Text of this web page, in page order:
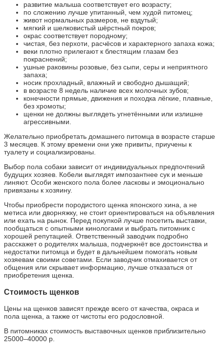
развитие малыша соответствует его возрасту;
по сложению лучше упитанный, чем худой питомец;
живот нормальных размеров, не вздутый;
мягкий и шелковистый шёрстный покров;
окрас соответствует породному;
чистая, без перхоти, расчёсов и характерного запаха кожа;
веки плотно прилегают к блестящим глазам без
покраснений;
ушные раковины розовые, без сыпи, серы и неприятного
запаха;
носик прохладный, влажный и свободно дышащий;
в возрасте 8 недель наличие всех молочных зубов;
конечности прямые, движения и походка лёгкие, плавные,
без хромоты;
щенки не должны выглядеть угнетёнными или излишне
агрессивными.
Желательно приобретать домашнего питомца в возрасте старше
3 месяцев. К этому времени они уже привиты, приучены к
туалету и социализированы.
Выбор пола собаки зависит от индивидуальных предпочтений
будущих хозяев. Кобели выглядят импозантнее сук и меньше
линяют. Особи женского пола более ласковы и эмоционально
привязаны к хозяину.
Чтобы приобрести породистого щенка японского хина, а не
метиса или дворняжку, не стоит ориентироваться на объявления
или ехать на рынок. Перед покупкой лучше посетить выставки,
пообщаться с опытными кинологами и выбрать питомник с
хорошей репутацией. Ответственный заводчик подробно
расскажет о родителях малыша, подчеркнёт все достоинства и
недостатки питомца и будет в дальнейшем помогать новым
хозяевам своими советами. Если заводчик отмахивается от
общения или скрывает информацию, лучше отказаться от
приобретения щенка.
Стоимость щенков
Цены на щенков зависят прежде всего от качества, окраса и
пола щенка, а также от чистоты его родословной.
В питомниках стоимость выставочных щенков приблизительно
25000–40000 р.